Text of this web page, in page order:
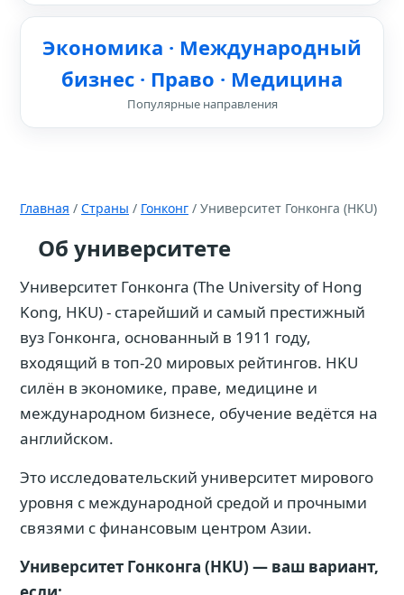
Экономика · Международный
бизнес · Право · Медицина
Популярные направления
Главная / Страны / Гонконг / Университет Гонконга (HKU)
Об университете
Университет Гонконга (The University of Hong
Kong, HKU) - старейший и самый престижный
вуз Гонконга, основанный в 1911 году,
входящий в топ-20 мировых рейтингов. HKU
силён в экономике, праве, медицине и
международном бизнесе, обучение ведётся на
английском.
Это исследовательский университет мирового
уровня с международной средой и прочными
связями с финансовым центром Азии.
Университет Гонконга (HKU) — ваш вариант,